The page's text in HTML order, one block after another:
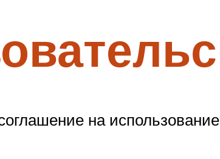
на